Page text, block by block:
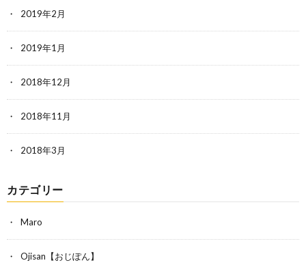
2019年2月
2019年1月
2018年12月
2018年11月
2018年3月
カテゴリー
Maro
Ojisan【おじぽん】